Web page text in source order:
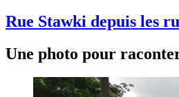
Rue Stawki depuis les
Une photo pour